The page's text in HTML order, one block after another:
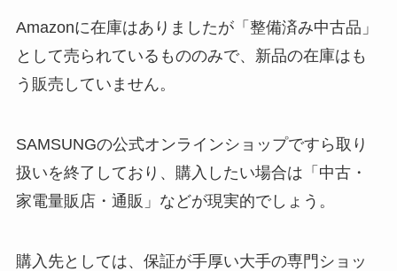
Amazonに在庫はありましたが「整備済み中古品」
として売られているもののみで、新品の在庫はも
う販売していません。
SAMSUNGの公式オンラインショップですら取り
扱いを終了しており、購入したい場合は「中古・
家電量販店・通販」などが現実的でしょう。
購入先としては、保証が手厚い大手の専門ショッ